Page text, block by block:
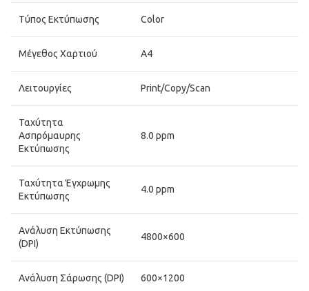
Τύπος Εκτύπωσης Color
Μέγεθος Χαρτιού A4
Λειτουργίες Print/Copy/Scan
Ταχύτητα
Ασπρόμαυρης
Εκτύπωσης
8.0 ppm
Ταχύτητα Έγχρωμης
Εκτύπωσης
4.0 ppm
Ανάλυση Εκτύπωσης
(DPI)
4800×600
Ανάλυση Σάρωσης (DPI) 600×1200